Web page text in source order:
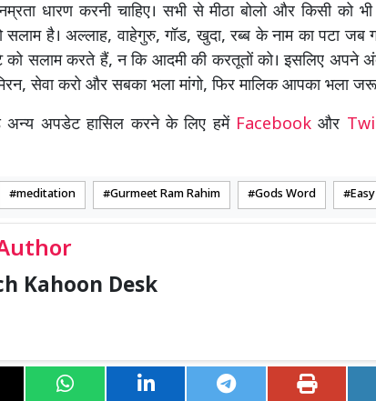
धारण करनी चाहिए। सभी से मीठा बोलो और किसी को
सलाम है। अल्लाह, वाहेगुरु, गॉड, खुदा, रब्ब के नाम का पटा
को सलाम करते हैं, न कि आदमी की करतूतों को। इसलिए अपने
सेवा करो और सबका भला मांगो, फिर मालिक आपका भला
अपडेट हासिल करने के लिए हमें Facebookऔर
meditation Gurmeet Ram Rahim Gods Word
Kahoon Desk